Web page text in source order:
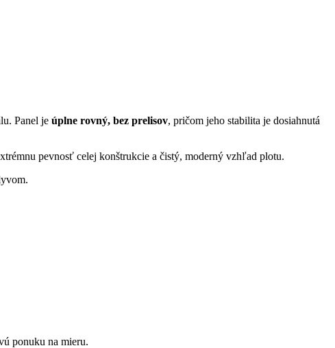
Panel je úplne rovný, bez prelisov, pričom jeho stabilita je dosiahnutá
pevnosť celej konštrukcie a čistý, moderný vzhľad plotu.
ponuku na mieru.